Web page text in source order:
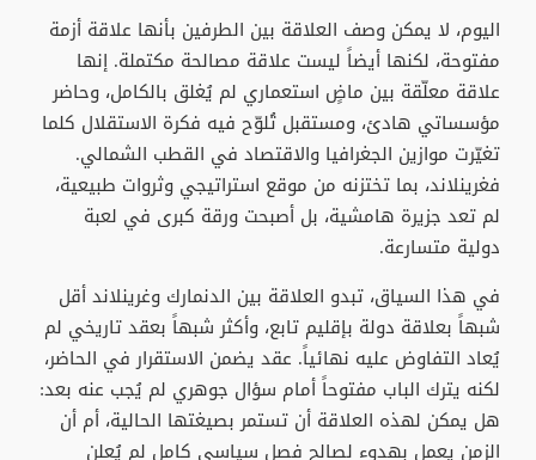
اليوم، لا يمكن وصف العلاقة بين الطرفين بأنها علاقة أزمة
مفتوحة، لكنها أيضاً ليست علاقة مصالحة مكتملة. إنها
علاقة معلّقة بين ماضٍ استعماري لم يُغلق بالكامل، وحاضر
مؤسساتي هادئ، ومستقبل تُلوّح فيه فكرة الاستقلال كلما
تغيّرت موازين الجغرافيا والاقتصاد في القطب الشمالي.
فغرينلاند، بما تختزنه من موقع استراتيجي وثروات طبيعية،
لم تعد جزيرة هامشية، بل أصبحت ورقة كبرى في لعبة
دولية متسارعة.
في هذا السياق، تبدو العلاقة بين الدنمارك وغرينلاند أقل
شبهاً بعلاقة دولة بإقليم تابع، وأكثر شبهاً بعقد تاريخي لم
يُعاد التفاوض عليه نهائياً. عقد يضمن الاستقرار في الحاضر،
لكنه يترك الباب مفتوحاً أمام سؤال جوهري لم يُجب عنه بعد:
هل يمكن لهذه العلاقة أن تستمر بصيغتها الحالية، أم أن
الزمن يعمل بهدوء لصالح فصل سياسي كامل لم يُعلن